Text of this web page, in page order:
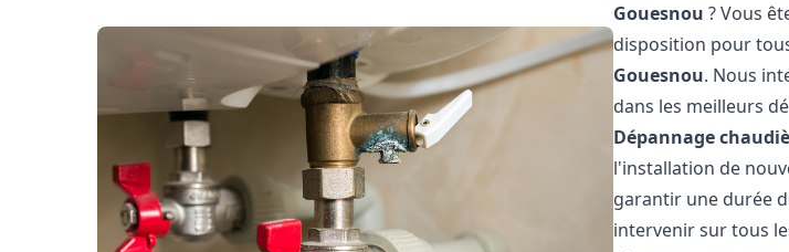
Gouesnou ? Vous
disposition pour
Gouesnou. Nous
dans les meilleurs
Dépannage
l'installation de
garantir une durée
intervenir sur tous